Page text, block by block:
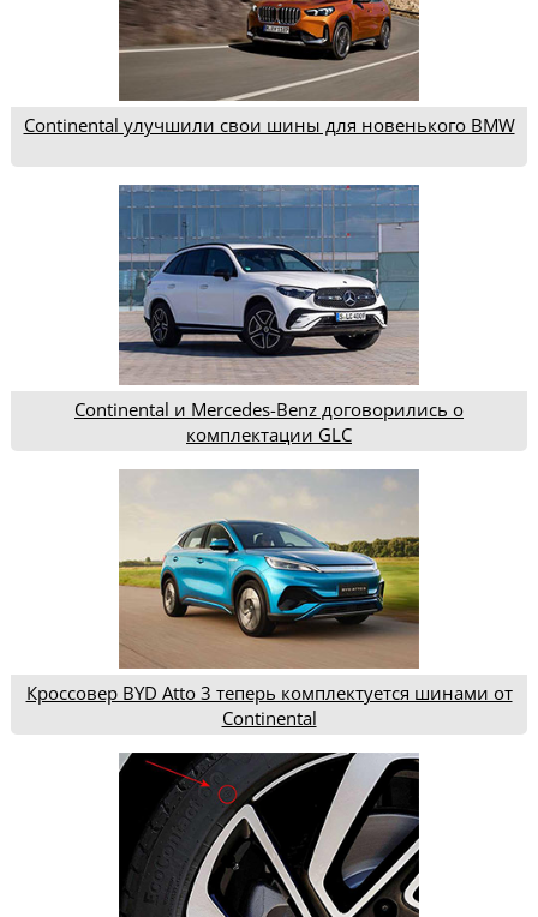
Continental улучшили свои шины для новенького BMW
Continental и Mercedes-Benz договорились о
комплектации GLC
Кроссовер BYD Atto 3 теперь комплектуется шинами от
Continental